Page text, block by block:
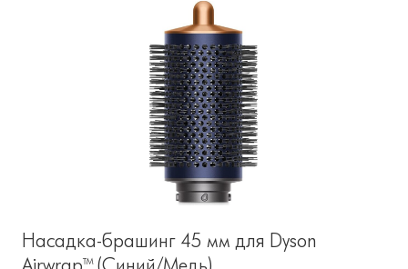
Насадка-брашинг 45 мм для Dyson